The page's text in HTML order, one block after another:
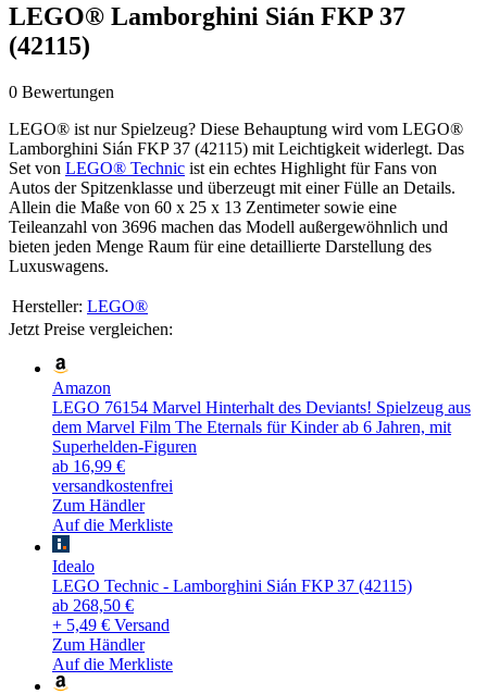
LEGO® Lamborghini Sián FKP 37
(42115)
0 Bewertungen
LEGO® ist nur Spielzeug? Diese Behauptung wird vom LEGO®
Lamborghini Sián FKP 37 (42115) mit Leichtigkeit widerlegt. Das
Set von LEGO® Technic ist ein echtes Highlight für Fans von
Autos der Spitzenklasse und überzeugt mit einer Fülle an Details.
Allein die Maße von 60 x 25 x 13 Zentimeter sowie eine
Teileanzahl von 3696 machen das Modell außergewöhnlich und
bieten jeden Menge Raum für eine detaillierte Darstellung des
Luxuswagens.
Hersteller: LEGO®
Jetzt Preise vergleichen:
Amazon
LEGO 76154 Marvel Hinterhalt des Deviants! Spielzeug aus
dem Marvel Film The Eternals für Kinder ab 6 Jahren, mit
Superhelden-Figuren
ab 16,99 €
versandkostenfrei
Zum Händler
Auf die Merkliste
Idealo
LEGO Technic - Lamborghini Sián FKP 37 (42115)
ab 268,50 €
+ 5,49 € Versand
Zum Händler
Auf die Merkliste